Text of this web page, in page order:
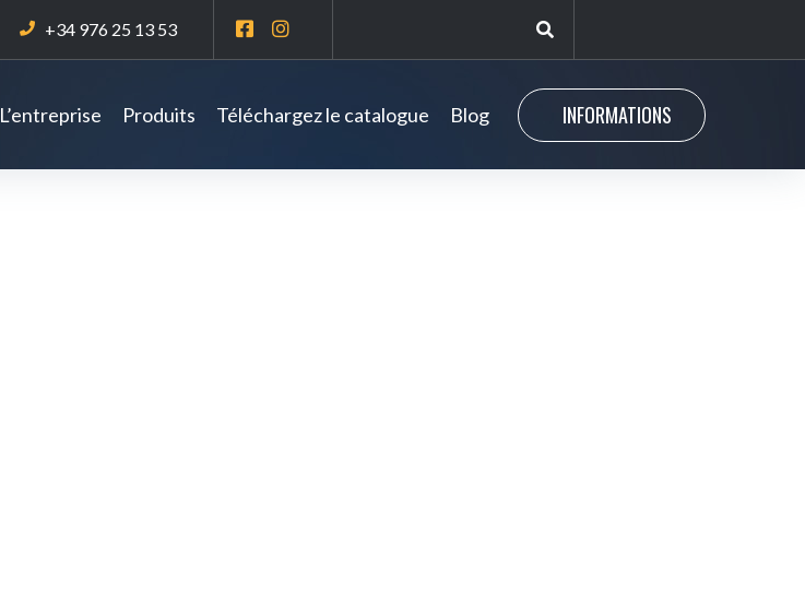
+34 976 25 13 53
L’entreprise Produits Téléchargez le catalogue Blog INFORMATIONS